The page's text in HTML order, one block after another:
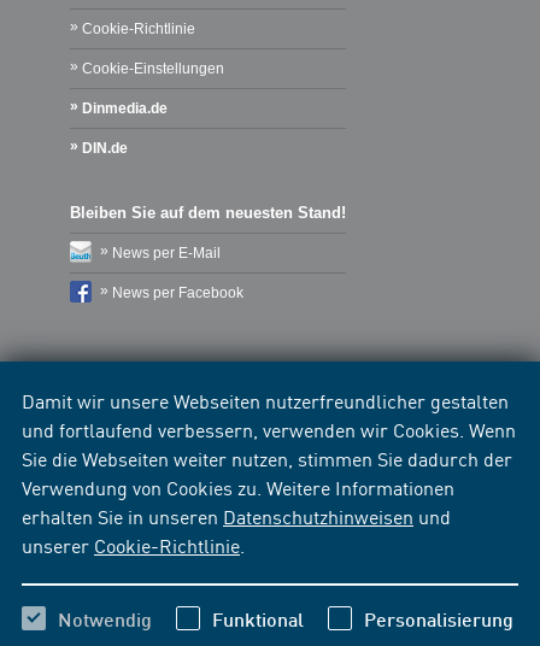
Damit wir unsere Webseiten nutzerfreundlicher gestalten
und fortlaufend verbessern, verwenden wir Cookies. Wenn
Sie die Webseiten weiter nutzen, stimmen Sie dadurch der
Verwendung von Cookies zu. Weitere Informationen
erhalten Sie in unseren Datenschutzhinweisen und
unserer Cookie-Richtlinie
Notwendig Funktional Personalisierung
Cookie-Richtlinie
Cookie-Einstellungen
Dinmedia.de
DIN.de
Bleiben Sie auf dem neuesten Stand!
News per E-Mail
News per Facebook